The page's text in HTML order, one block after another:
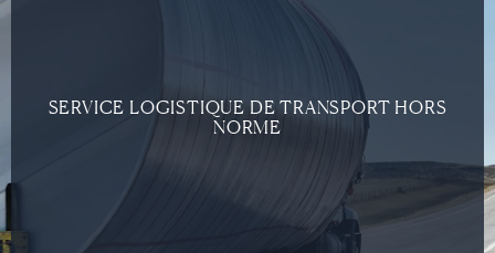
SERVICE LOGISTIQUE DE TRANSPORT HORS
NORME